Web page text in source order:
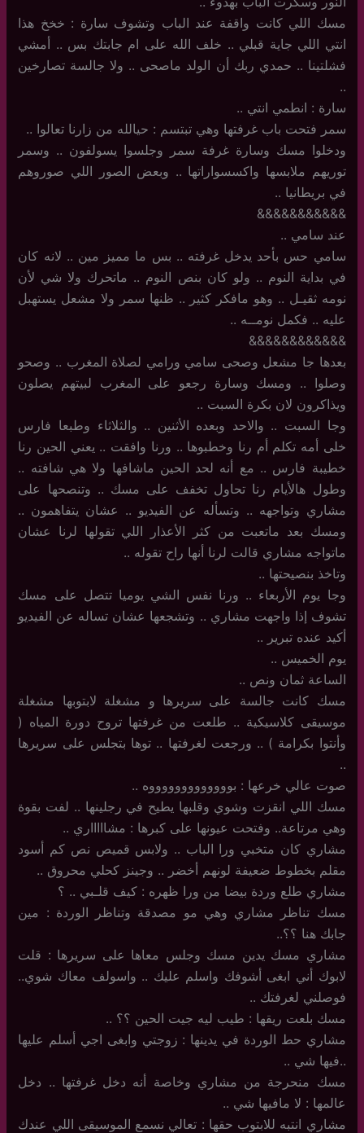
مسك اللي كانت واقفة عند الباب وتشوف سارة : خخخ هذا
انتي اللي جاية قبلي .. خلف الله على ام جابتك بس .. أمشي
فشلتينا .. حمدي ربك أن الولد ماصحى .. ولا جالسة تصارخين
..
سارة : انطمي انتي ..
سمر فتحت باب غرفتها وهي تبتسم : حيالله من زارنا تعالوا ..
ودخلوا مسك وسارة غرفة سمر وجلسوا يسولفون .. وسمر
توريهم ملابسها واكسسواراتها .. وبعض الصور اللي صوروهم
في بريطانيا ..
&&&&&&&&&&&
عند سامي ..
سامي حس بأحد يدخل غرفته .. بس ما مميز مين .. لانه كان
في بداية النوم .. ولو كان بنص النوم .. ماتحرك ولا شي لأن
نومه ثقيـل .. وهو مافكر كثير .. ظنها سمر ولا مشعل يستهبل
عليه .. فكمل نومــه ..
&&&&&&&&&&&&
بعدها جا مشعل وصحى سامي ورامي لصلاة المغرب .. وصحو
وصلوا .. ومسك وسارة رجعو على المغرب لبيتهم يصلون
ويذاكرون لان بكرة السبت ..
وجا السبت .. والاحد وبعده الأثنين .. والثلاثاء وطبعا فارس
خلى أمه تكلم أم رنا وخطبوها .. ورنا وافقت .. يعني الحين رنا
خطيبة فارس .. مع أنه لحد الحين ماشافها ولا هي شافته ..
وطول هالأيام رنا تحاول تخفف على مسك .. وتنصحها على
مشاري وتواجهه .. وتسأله عن الفيديو .. عشان يتفاهمون ..
ومسك بعد ماتعبت من كثر الأعذار اللي تقولها لرنا عشان
ماتواجه مشاري قالت لرنا أنها راح تقوله ..
وتاخذ بنصيحتها ..
وجا يوم الأربعاء .. ورنا نفس الشي يوميا تتصل على مسك
تشوف إذا واجهت مشاري .. وتشجعها عشان تساله عن الفيديو
أكيد عنده تبرير ..
يوم الخميس ..
الساعة ثمان ونص ..
مسك كانت جالسة على سريرها و مشغلة لابتوبها مشغلة
موسيقى كلاسيكية .. طلعت من غرفتها تروح دورة المياه (
وأنتوا بكرامة ) .. ورجعت لغرفتها .. توها بتجلس على سريرها
..
صوت عالي خرعها : بوووووووووووووه ..
مسك اللي انقزت وشوي وقلبها يطيح في رجلينها .. لفت بقوة
وهي مرتاعة.. وفتحت عيونها على كبرها : مشاااااري ..
مشاري كان متخبي ورا الباب .. ولابس قميص نص كم أسود
مقلم بخطوط ضعيفة لونهم أخضر .. وجينز كحلي محروق ..
مشاري طلع وردة بيضا من ورا ظهره : كيف قلـبي .. ؟
مسك تناظر مشاري وهي مو مصدقة وتناظر الوردة : مين
جابك هنا ؟؟..
مشاري مسك يدين مسك وجلس معاها على سريرها : قلت
لابوك أني ابغى أشوفك واسلم عليك .. واسولف معاك شوي..
فوصلني لغرفتك ..
مسك بلعت ريقها : طيب ليه جيت الحين ؟؟ ..
مشاري حط الوردة في يدينها : زوجتي وابغى اجي أسلم عليها
..فيها شي ..
مسك منحرجة من مشاري وخاصة أنه دخل غرفتها .. دخل
عالمها : لا مافيها شي ..
مشاري انتبه للابتوب حقها : تعالي نسمع الموسيقى اللي عندك